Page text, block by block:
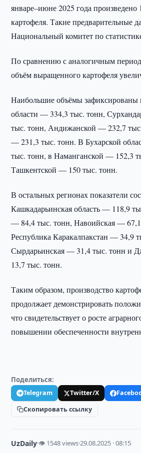
январе–июне 2025 года произведено
картофеля. Такие предварительные
Национальный комитет по
По сравнению с аналогичным
объём выращенного картофеля
Наибольшие объёмы зафиксированы
области — 334,3 тыс. тонн,
тыс. тонн, Андижанской — 232,7
— 231,3 тыс. тонн. В Бухарской
тыс. тонн, в Наманганской — 152,3
Ташкентской — 150 тыс. тонн.
В остальных регионах показатели
Кашкадарьинская область — 118,9
— 84,4 тыс. тонн, Навоийская —
Республика Каракалпакстан — 34,9
Сырдарьинская — 31,4 тыс. тонн и
13,7 тыс. тонн.
Таким образом, производство
продолжает демонстрировать
что свидетельствует о росте
повышении обеспеченности
Поделиться:
Telegram Twitter/X
Скопировать ссылку
UzDaily·👁 1548 views·29.08.2025 · 08:15